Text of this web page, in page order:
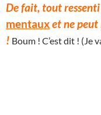
De fait, tout
mentauxet ne peut
! Boum ! C’est dit ! (Je